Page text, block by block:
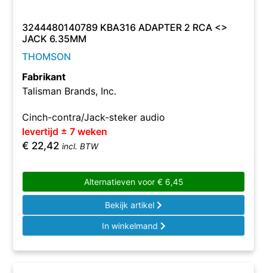
3244480140789 KBA316 ADAPTER 2 RCA <>
JACK 6.35MM
THOMSON
Fabrikant
Talisman Brands, Inc.
Cinch-contra/Jack-steker audio
levertijd ± 7 weken
€ 22,42 incl. BTW
Alternatieven voor €6,45
Bekijk artikel
In winkelmand